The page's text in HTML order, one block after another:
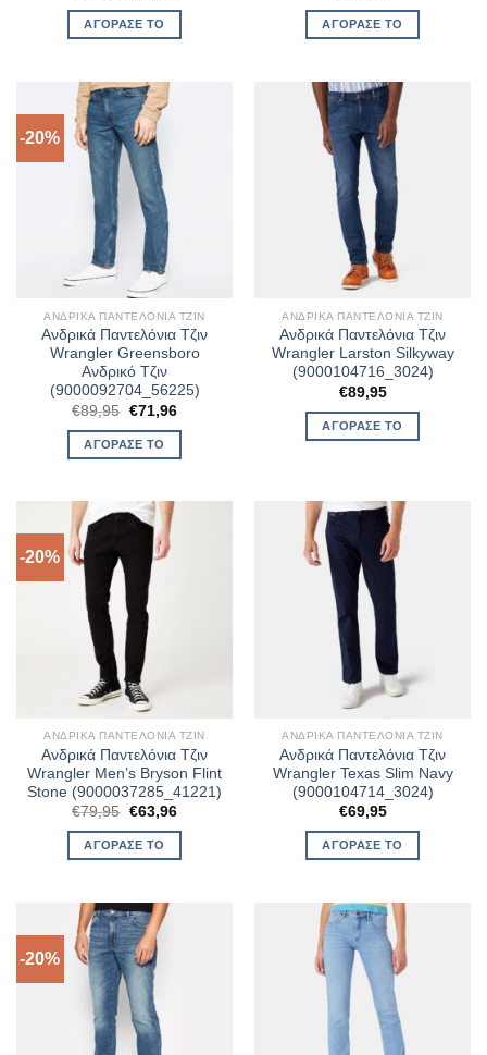
was:
€120,00.
ΑΓΌΡΑΣΈ ΤΟ ΑΓΌΡΑΣΈ ΤΟ
-20%
ΑΝΔΡΙΚΆ ΠΑΝΤΕΛΌΝΙΑ ΤΖΙΝ
Ανδρικά Παντελόνια Τζιν
Wrangler Greensboro
Ανδρικό Τζιν
(9000092704_56225)
€89,95 Original
price
was:
€89,95.
€71,96Η
τιμή
ΑΓΌΡΑΣΈ ΤΟ
ΑΝΔΡΙΚΆ ΠΑΝΤΕΛΌΝΙΑ ΤΖΙΝ
Ανδρικά Παντελόνια Τζιν
Wrangler Larston Silkyway
(9000104716_3024)
€89,95
ΑΓΌΡΑΣΈ ΤΟ
-20%
ΑΝΔΡΙΚΆ ΠΑΝΤΕΛΌΝΙΑ ΤΖΙΝ
Ανδρικά Παντελόνια Τζιν
Wrangler Men’s Bryson Flint
Stone (9000037285_41221)
€79,95 Original
was:
€79,95.
€63,96Η
ΑΓΌΡΑΣΈ ΤΟ
ΑΝΔΡΙΚΆ ΠΑΝΤΕΛΌΝΙΑ ΤΖΙΝ
Ανδρικά Παντελόνια Τζιν
Wrangler Texas Slim Navy
(9000104714_3024)
€69,95
ΑΓΌΡΑΣΈ ΤΟ
-20%